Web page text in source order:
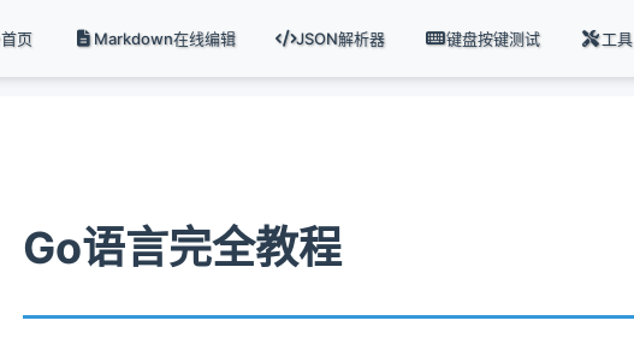
首页 Markdown在线编辑 JSON解析器 键盘按键测试 工具
Go语言完全教程